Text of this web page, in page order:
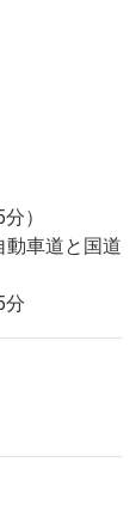
）
動車道と国道
分